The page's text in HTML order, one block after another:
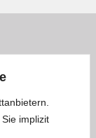
implizit